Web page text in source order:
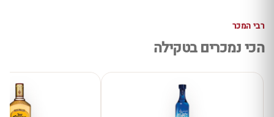
רבי המכר
הכי נמכרים בטקילה